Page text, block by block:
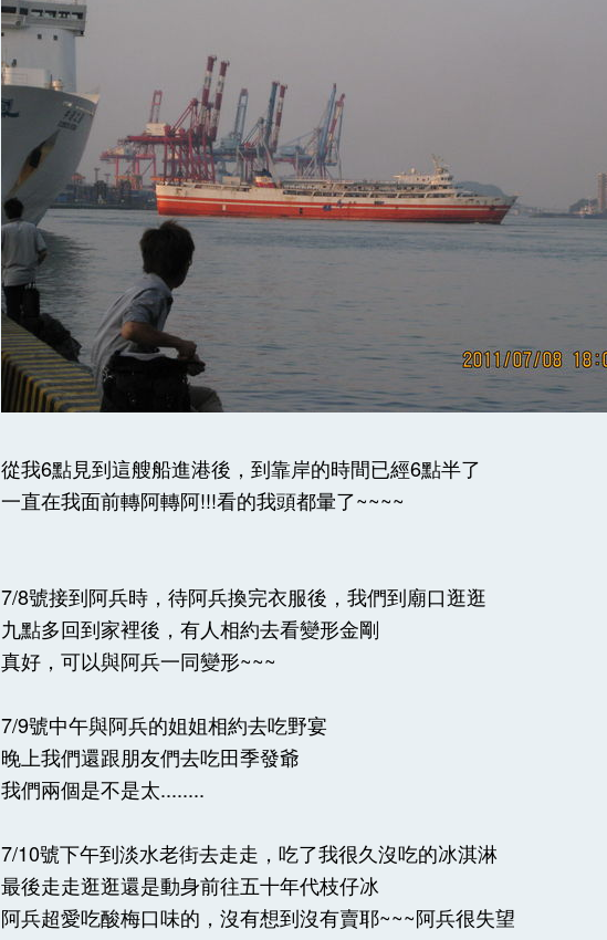
從我6點見到這艘船進港後，到靠岸的時間已經6點半了
一直在我面前轉阿轉阿!!!看的我頭都暈了~~~~
7/8號接到阿兵時，待阿兵換完衣服後，我們到廟口逛逛
九點多回到家裡後，有人相約去看變形金剛
真好，可以與阿兵一同變形~~~
7/9號中午與阿兵的姐姐相約去吃野宴
晚上我們還跟朋友們去吃田季發爺
我們兩個是不是太........
7/10號下午到淡水老街去走走，吃了我很久沒吃的冰淇淋
最後走走逛逛還是動身前往五十年代枝仔冰
阿兵超愛吃酸梅口味的，沒有想到沒有賣耶~~~阿兵很失望